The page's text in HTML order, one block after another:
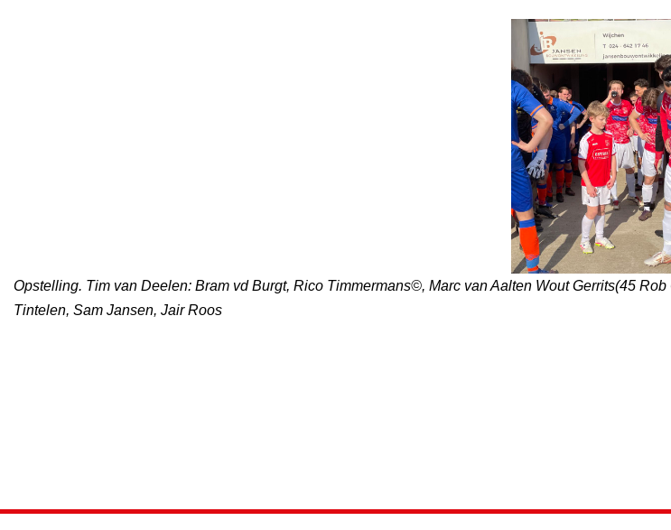
Opstelling. Tim van Deelen: Bram vd Burgt, Rico Timmermans©, Marc van Aalten Wout Gerrits(45
Tintelen, Sam Jansen, Jair Roos